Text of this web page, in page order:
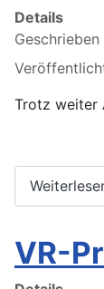
Details
Geschrieben
Trotz weiter
VR-